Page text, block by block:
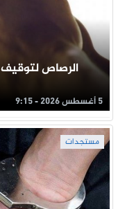
الرصاص
5 أغسطس 2026 - 9:15
مستجدات